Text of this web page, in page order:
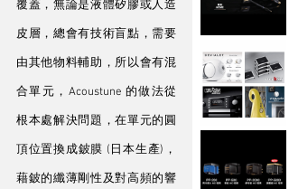
覆蓋，無論是液體矽膠或人造
皮層，總會有技術盲點，需要
由其他物料輔助，所以會有混
合單元，Acoustune 的做法從
根本處解決問題，在單元的圓
頂位置換成鈹膜 (日本生產)，
藉鈹的纖薄剛性及對高頻的響